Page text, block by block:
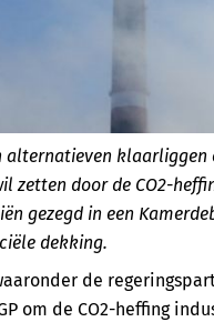
alternatieven
zetten door de CO2-
gezegd in een
dekking.
de
om de CO2-heffing